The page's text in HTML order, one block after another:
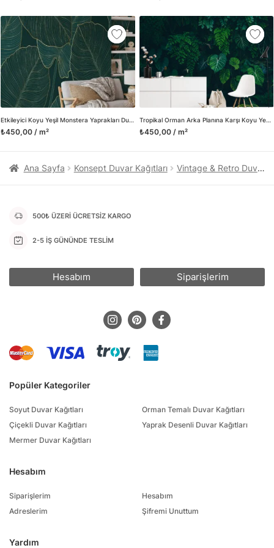
Etkileyici Koyu Yeşil Monstera Yaprakları Duvar Kağıdı, Altın Line Art 3D Duvar Kağıdı
₺450,00 / m²
Tropikal Orman Arka Planına Karşı Koyu Yeşil Monstera Yaprakları, Doğa Temalı Duvar Posteri, 3D Duvar Kağıdı
₺450,00 / m²
üretimini ve satışını yapmaktadır. Duvar tasarımının önemini
biliyor ve evin en kritik dekorasyon alanı olduğunu kabul
ediyoruz. Bu nedenle ürün yelpazemizi sürekli genişletiyor ve
trendlere ayak uydurmanın yanı sıra yeni trendlerin oluşumunda
da öncü rol üstleniyoruz.
Herhangi bir soru ya da sorununuz olursa bizimle iletişime
geçebilirsiniz.
Ana Sayfa Konsept Duvar Kağıtları Vintage & Retro Duvar Kağıtları
Popüler Kategoriler
Soyut Duvar Kağıtları
Çiçekli Duvar Kağıtları
Mermer Duvar Kağıtları
Orman Temalı Duvar Kağıtları
Yaprak Desenli Duvar Kağıtları
Hesabım
Siparişlerim
Adreslerim
Hesabım
Şifremi Unuttum
Yardım
500₺ ÜZERİ ÜCRETSİZ KARGO
2-5 İŞ GÜNÜNDE TESLİM
Hesabım Siparişlerim